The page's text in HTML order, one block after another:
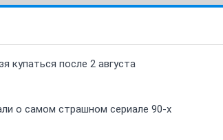
купаться после 2 августа
о самом страшном сериале 90-х